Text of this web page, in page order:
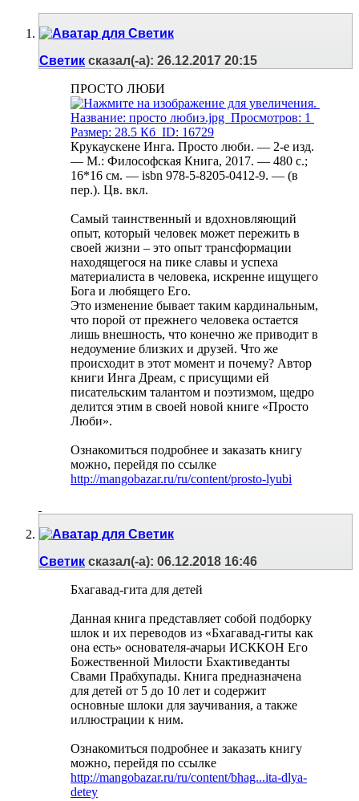
Светик сказал(-а): 26.12.2017 20:15
ПРОСТО ЛЮБИ
Крукаускене Инга. Просто люби. — 2-е изд.
— М.: Философская Книга, 2017. — 480 с.;
16*16 см. — isbn 978-5-8205-0412-9. — (в
пер.). Цв. вкл.
Самый таинственный и вдохновляющий
опыт, который человек может пережить в
своей жизни – это опыт трансформации
находящегося на пике славы и успеха
материалиста в человека, искренне ищущего
Бога и любящего Его.
Это изменение бывает таким кардинальным,
что порой от прежнего человека остается
лишь внешность, что конечно же приводит в
недоумение близких и друзей. Что же
происходит в этот момент и почему? Автор
книги Инга Дреам, с присущими ей
писательским талантом и поэтизмом, щедро
делится этим в своей новой книге «Просто
Люби».
Ознакомиться подробнее и заказать книгу
можно, перейдя по ссылке
http://mangobazar.ru/ru/content/prosto-lyubi
Светик сказал(-а): 06.12.2018 16:46
Бхагавад-гита для детей
Данная книга представляет собой подборку
шлок и их переводов из «Бхагавад-гиты как
она есть» основателя-ачарьи ИСККОН Его
Божественной Милости Бхактиведанты
Свами Прабхупады. Книга предназначена
для детей от 5 до 10 лет и содержит
основные шлоки для заучивания, а также
иллюстрации к ним.
Ознакомиться подробнее и заказать книгу
можно, перейдя по ссылке
http://mangobazar.ru/ru/content/bhag...ita-dlya-
detey